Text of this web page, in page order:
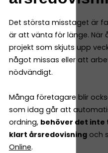
Det största misstaget är
är att vänta för länge. När
projekt som skjuts upp
något missas eller att
nödvändigt.
Många företagare blir
som idag går att
ordning, behöver det inte
klart årsredovisning och
Online.